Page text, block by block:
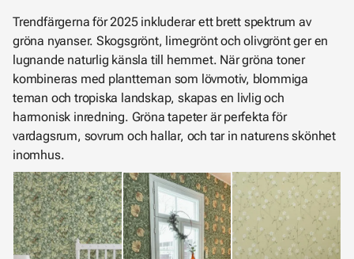
Trendfärgerna för 2025 inkluderar ett brett spektrum av
gröna nyanser. Skogsgrönt, limegrönt och olivgrönt ger en
lugnande naturlig känsla till hemmet. När gröna toner
kombineras med plantteman som lövmotiv, blommiga
teman och tropiska landskap, skapas en livlig och
harmonisk inredning. Gröna tapeter är perfekta för
vardagsrum, sovrum och hallar, och tar in naturens skönhet
inomhus.